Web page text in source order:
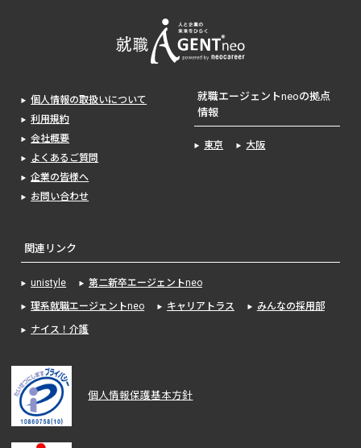
個人情報の取扱いについて
利用規約
会社概要
よくあるご質問
企業の皆様へ
お問い合わせ
就職エージェントneoの拠点
情報
東京 大阪
関連リンク
unistyle 第二新卒エージェントneo
理系就職エージェントneo キャリアトラス みんなの採用部
ナイス！介護
個人情報保護基本方針